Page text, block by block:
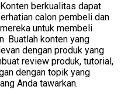
berkualitas dapat
calon pembeli dan
untuk membeli
Buatlah konten yang
dengan produk yang
review produk, tutorial,
dengan topik yang
Anda tawarkan.